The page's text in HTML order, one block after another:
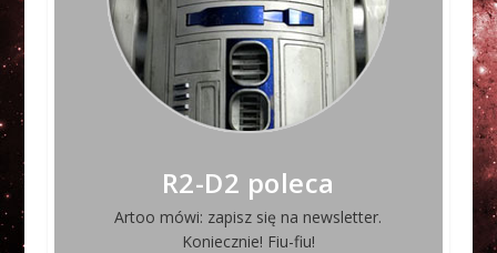
R2-D2 poleca
Artoo mówi: zapisz się na newsletter.
Koniecznie! Fiu-fiu!